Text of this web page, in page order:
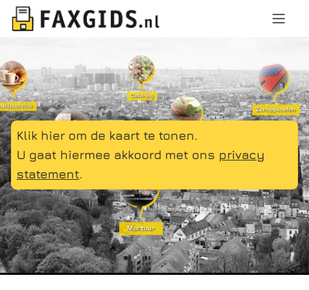
Klik hier om de kaart te tonen.
U gaat hiermee akkoord met ons privacy
statement.